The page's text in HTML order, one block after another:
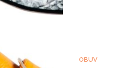
OBUV